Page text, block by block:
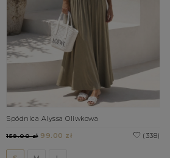
Spódnica Alyssa Oliwkowa
(338)
159.00 zł99.00 zł